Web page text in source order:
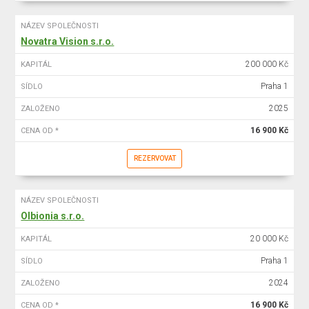
NÁZEV SPOLEČNOSTI
Novatra Vision s.r.o.
KAPITÁL 200 000 Kč
SÍDLO Praha 1
ZALOŽENO 2025
CENA OD * 16 900 Kč
REZERVOVAT
NÁZEV SPOLEČNOSTI
Olbionia s.r.o.
KAPITÁL 20 000 Kč
SÍDLO Praha 1
ZALOŽENO 2024
CENA OD * 16 900 Kč